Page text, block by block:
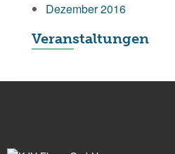
Dezember 2016
Veranstaltungen